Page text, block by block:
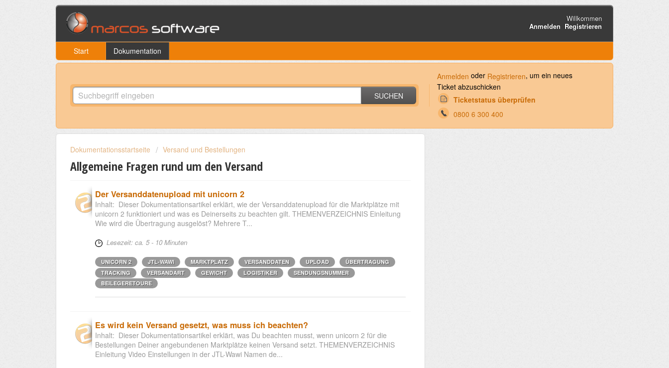
Willkommen
Anmelden Registrieren
Start Dokumentation
SUCHEN
Anmelden oder Registrieren, um ein neues
Ticket abzuschicken
Ticketstatus überprüfen
0800 6 300 400
Dokumentationsstartseite Versand und Bestellungen
Allgemeine Fragen rund um den Versand
Der Versanddatenupload mit unicorn 2
Inhalt: Dieser Dokumentationsartikel erklärt, wie der Versanddatenupload für die Marktplätze mit
unicorn 2 funktioniert und was es Deinerseits zu beachten gilt. THEMENVERZEICHNIS Einleitung
Wie wird die Übertragung ausgelöst? Mehrere T...
Lesezeit: ca. 5 - 10 Minuten
UNICORN 2 JTL-WAWI MARKTPLATZ VERSANDDATEN UPLOAD
ÜBERTRAGUNG
TRACKING
VERSANDART GEWICHT LOGISTIKER
SENDUNGSNUMMER
BEILEGERETOURE
Es wird kein Versand gesetzt, was muss ich beachten?
Inhalt: Dieser Dokumentationsartikel erklärt, was Du beachten musst, wenn unicorn 2 für die
Bestellungen Deiner angebundenen Marktplätze keinen Versand setzt. THEMENVERZEICHNIS
Einleitung Video Einstellungen in der JTL-Wawi Namen de...